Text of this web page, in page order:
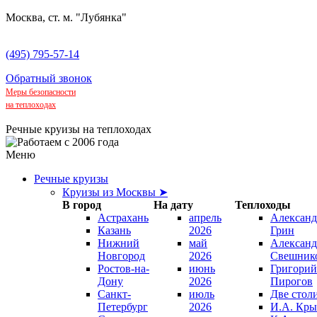
Москва, ст. м. "Лубянка"
(495) 795-57-14
Обратный звонок
Меры безопасности
на теплоходах
Речные круизы на теплоходах
Меню
Речные круизы
Круизы из Москвы ➤
В город
На дату
Теплоходы
Астрахань
Казань
Нижний
Новгород
Ростов-на-
Дону
Санкт-
Петербург
апрель
2026
май
2026
июнь
2026
июль
2026
Грин
Григорий
Пирогов
Две
И.А.